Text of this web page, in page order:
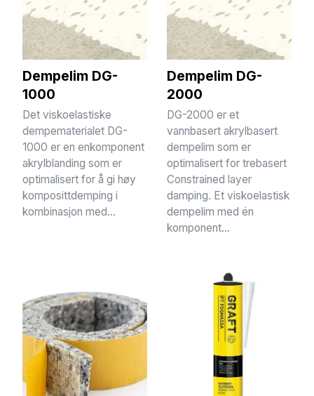
Dempelim DG-
1000
Det viskoelastiske
dempematerialet DG-
1000 er en enkomponent
akrylblanding som er
optimalisert for å gi høy
komposittdemping i
kombinasjon med...
Dempelim DG-
2000
DG-2000 er et
vannbasert akrylbasert
dempelim som er
optimalisert for trebasert
Constrained layer
damping. Et viskoelastisk
dempelim med én
komponent...